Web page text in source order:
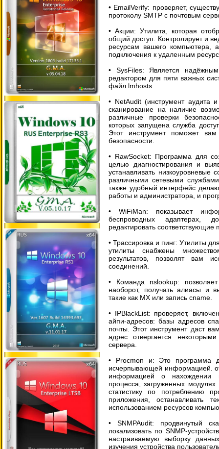
• EmailVerify: проверяет,
протоколу SMTP с почтовым
• Акции: Утилита, которая
общий доступ. Контролирует и
ресурсам вашего компьютера,
подключения к удаленным
• SysFiles: Является
редактором для пяти важных
файл lmhosts.
• NetAudit (инструмент аудита
сканирование на наличие
различные проверки
которых запущена служба
Этот инструмент поможет
безопасности.
• RawSocket: Программа для
целью диагностирования и
устанавливать
различными сетевыми
также удобный интерфейс
работы и администратора, и
• WiFiMan: показывает
беспроводных адаптерах,
редактировать
• Трассировка и пинг: Утилиты
утилиты снабжены
результатов, позволят вам
соединений.
• Команда nslookup:
наоборот, получать алиасы и
такие как МХ или запись cname.
• IPBlackList: проверяет,
айпи-адресов: базы адресов
почты. Этот инструмент даст
адрес отвергается
сервера.
• Procmon и: Это программа
исчерпывающей информацией.
информацией о нахождении
процесса, загруженных
статистику по потреблению
приложения, останавливать
использованием ресурсов
• SNMPAudit: продвинутый
локализовать по SNMP-
настраиваемую выборку
изучения устройства